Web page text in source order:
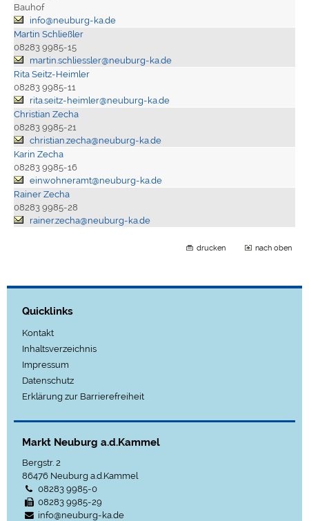
Bauhof
info@neuburg-ka.de
Martin Schließler
08283 9985-15
martin.schliessler@neuburg-ka.de
Rita Seitz-Heimler
08283 9985-11
rita.seitz-heimler@neuburg-ka.de
Christian Zecha
08283 9985-21
christian.zecha@neuburg-ka.de
Karin Zecha
08283 9985-16
einwohneramt@neuburg-ka.de
Rainer Zecha
08283 9985-28
rainer.zecha@neuburg-ka.de
drucken nach oben
Quicklinks
Kontakt
Inhaltsverzeichnis
Impressum
Datenschutz
Erklärung zur Barrierefreiheit
Markt Neuburg a.d.Kammel
Bergstr. 2
86476 Neuburg a.d.Kammel
08283 9985-0
08283 9985-29
info@neuburg-ka.de